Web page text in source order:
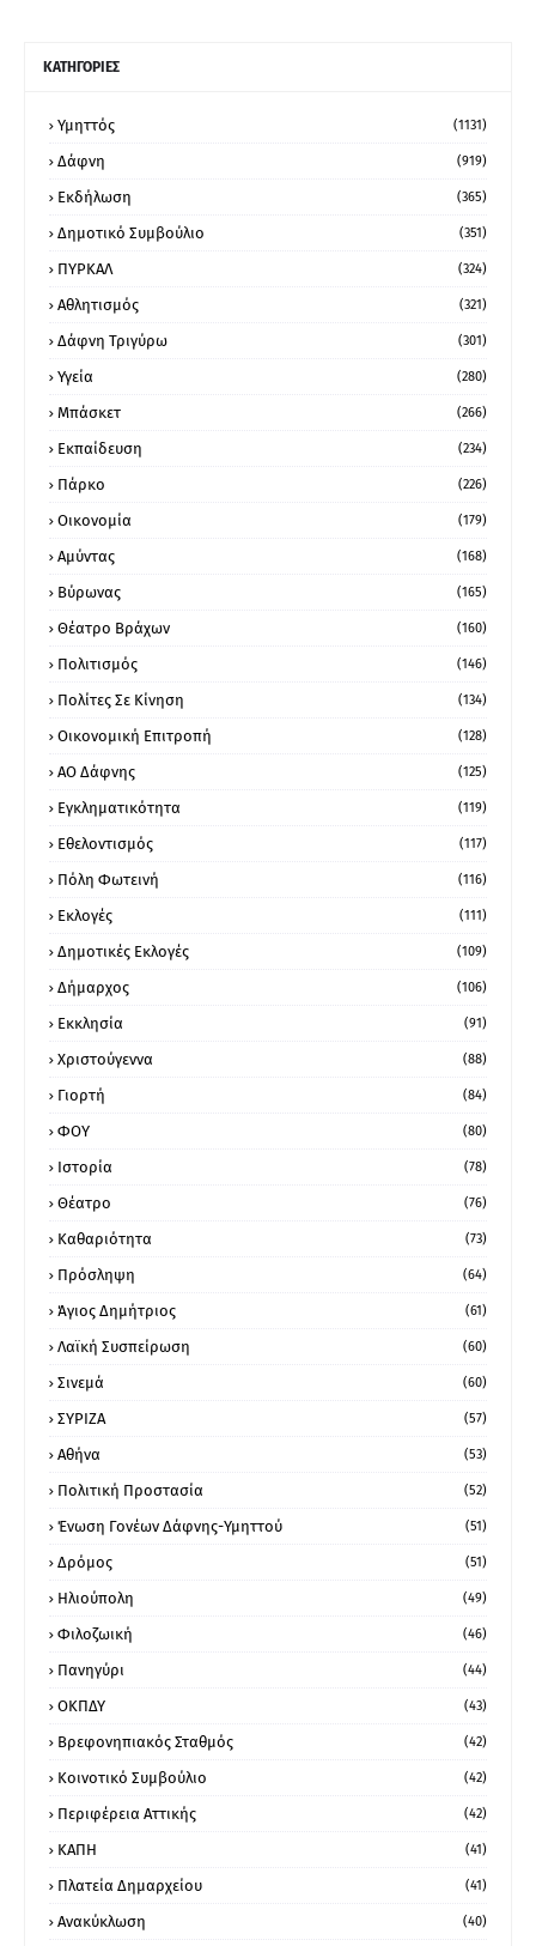
ΚΑΤΗΓΟΡΙΕΣ
Υμηττός (1131)
Δάφνη (919)
Εκδήλωση (365)
Δημοτικό Συμβούλιο (351)
ΠΥΡΚΑΛ (324)
Αθλητισμός (321)
Δάφνη Τριγύρω (301)
Υγεία (280)
Μπάσκετ (266)
Εκπαίδευση (234)
Πάρκο (226)
Οικονομία (179)
Αμύντας (168)
Βύρωνας (165)
Θέατρο Βράχων (160)
Πολιτισμός (146)
Πολίτες Σε Κίνηση (134)
Οικονομική Επιτροπή (128)
ΑΟ Δάφνης (125)
Εγκληματικότητα (119)
Εθελοντισμός (117)
Πόλη Φωτεινή (116)
Εκλογές (111)
Δημοτικές Εκλογές (109)
Δήμαρχος (106)
Εκκλησία (91)
Χριστούγεννα (88)
Γιορτή (84)
ΦΟΥ (80)
Ιστορία (78)
Θέατρο (76)
Καθαριότητα (73)
Πρόσληψη (64)
Άγιος Δημήτριος (61)
Λαϊκή Συσπείρωση (60)
Σινεμά (60)
ΣΥΡΙΖΑ (57)
Αθήνα (53)
Πολιτική Προστασία (52)
Ένωση Γονέων Δάφνης-Υμηττού (51)
Δρόμος (51)
Ηλιούπολη (49)
Φιλοζωική (46)
Πανηγύρι (44)
ΟΚΠΔΥ (43)
Βρεφονηπιακός Σταθμός (42)
Κοινοτικό Συμβούλιο (42)
Περιφέρεια Αττικής (42)
ΚΑΠΗ (41)
Πλατεία Δημαρχείου (41)
Ανακύκλωση (40)